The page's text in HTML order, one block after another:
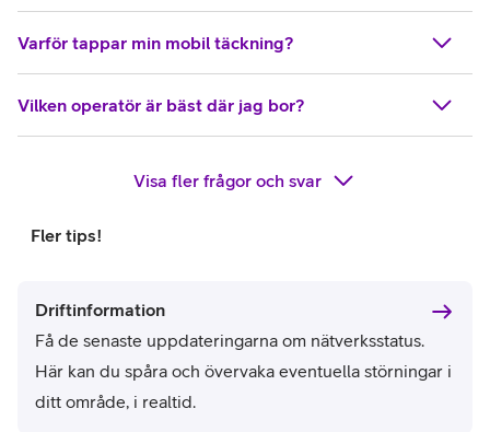
Varför tappar min mobil täckning?
Vilken operatör är bäst där jag bor?
Visa fler frågor och svar
Fler tips!
Driftinformation
Få de senaste uppdateringarna om nätverksstatus.
Här kan du spåra och övervaka eventuella störningar i
ditt område, i realtid.